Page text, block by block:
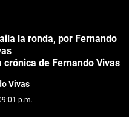
la ronda, por Fernando
crónica de Fernando Vivas
Vivas
p.m.